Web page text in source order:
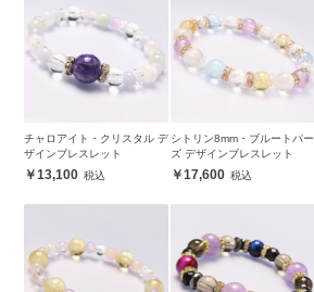
チャロアイト・クリスタル デ
ザインブレスレット
13,100
シトリン8mm・ブルートパー
ズ デザインブレスレット
17,600